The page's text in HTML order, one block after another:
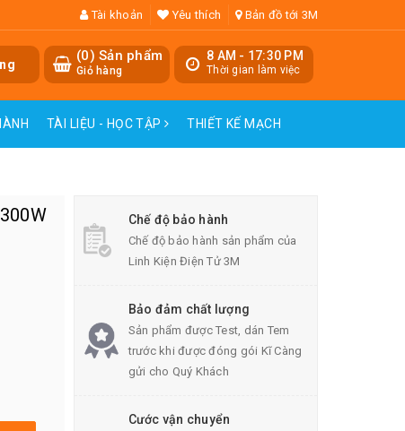
Tài khoản Yêu thích Bản đồ tới 3M
8 AM - 17:30 PM
Thời gian làm việc
(0) Sản phẩm
Giỏ hàng
TÀI LIỆU - HỌC TẬP THIẾT KẾ MẠCH
Chế độ bảo hành
Chế độ bảo hành sản phẩm của
Linh Kiện Điện Tử 3M
Bảo đảm chất lượng
Sản phẩm được Test, dán Tem
trước khi được đóng gói Kĩ Càng
gửi cho Quý Khách
Cước vận chuyển